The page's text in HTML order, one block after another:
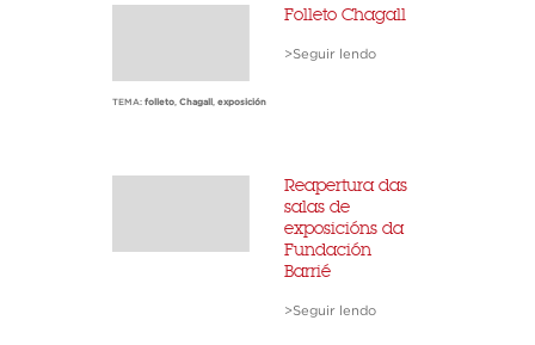
Folleto Chagall
>Seguir lendo
TEMA: folleto, Chagall , exposición
Reapertura das
salas de
exposicións da
Fundación
Barrié
>Seguir lendo